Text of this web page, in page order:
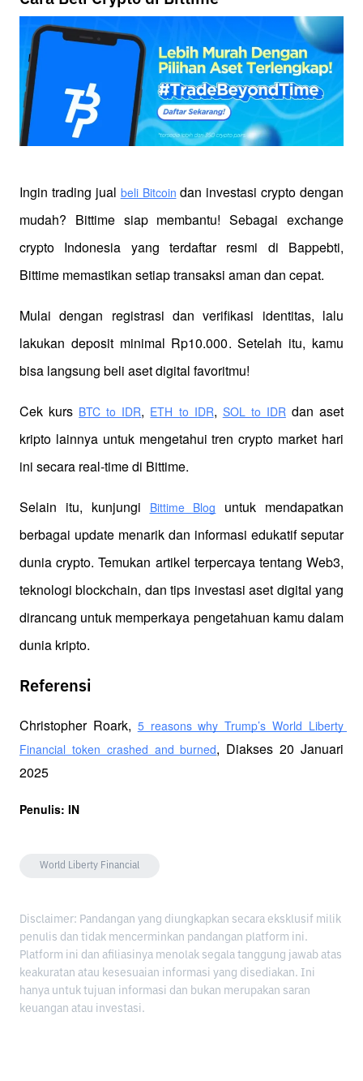
Ingin trading jual beli Bitcoin dan investasi crypto dengan
mudah? Bittime siap membantu! Sebagai exchange
crypto Indonesia yang terdaftar resmi di Bappebti,
Bittime memastikan setiap transaksi aman dan cepat.
Mulai dengan registrasi dan verifikasi identitas, lalu
lakukan deposit minimal Rp10.000. Setelah itu, kamu
bisa langsung beli aset digital favoritmu!
Cek kurs BTC to IDR, ETH to IDR, SOL to IDR dan aset
kripto lainnya untuk mengetahui tren crypto market hari
ini secara real-time di Bittime.
Selain itu, kunjungi Bittime Blog
untuk mendapatkan
berbagai update menarik dan informasi edukatif seputar
dunia crypto. Temukan artikel terpercaya tentang Web3,
teknologi blockchain, dan tips investasi aset digital yang
dirancang untuk memperkaya pengetahuan kamu dalam
dunia kripto.
Referensi
Christopher Roark, 5 reasons why Trump’s World Liberty
Financial token crashed and burned, Diakses 20 Januari
2025
Penulis: IN
World Liberty Financial
Disclaimer: Pandangan yang diungkapkan secara eksklusif milik
penulis dan tidak mencerminkan pandangan platform ini.
Platform ini dan afiliasinya menolak segala tanggung jawab atas
keakuratan atau kesesuaian informasi yang disediakan. Ini
hanya untuk tujuan informasi dan bukan merupakan saran
keuangan atau investasi.